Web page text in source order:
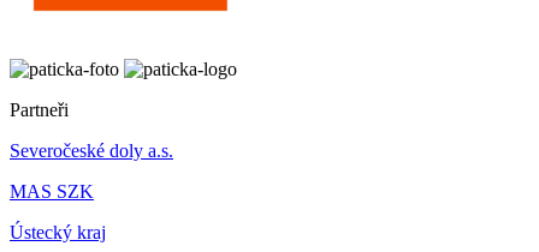
Partneři
Severočeské doly a.s.
MAS SZK
Ústecký kraj